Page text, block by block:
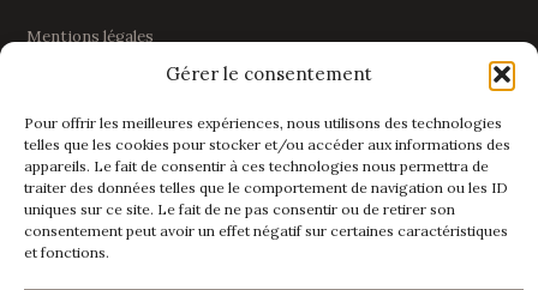
Gérer le consentement
Pour offrir les meilleures expériences, nous utilisons des technologies
telles que les cookies pour stocker et/ou accéder aux informations des
appareils. Le fait de consentir à ces technologies nous permettra de
traiter des données telles que le comportement de navigation ou les ID
uniques sur ce site. Le fait de ne pas consentir ou de retirer son
consentement peut avoir un effet négatif sur certaines caractéristiques
et fonctions.
Mentions légales
LE TERROIR
99 chemin de Clairjoie